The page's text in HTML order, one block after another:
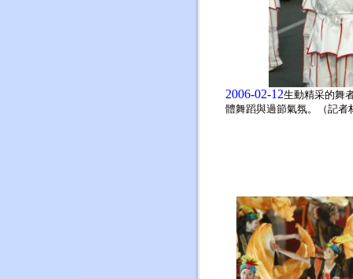
2006-02-12生動精采的舞
體舞蹈與過節氣氛。（記者